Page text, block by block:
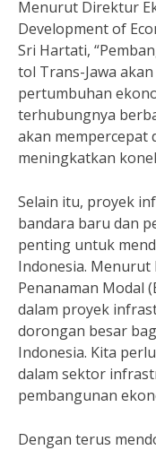
Menurut Direktur
Development of
Sri Hartati,
tol Trans-Jawa
pertumbuhan
terhubungnya
akan mempercepat
meningkatkan
Selain itu, proyek
bandara baru dan
penting untuk
Indonesia. Menurut
Penanaman Modal
dalam proyek
dorongan besar
Indonesia. Kita
dalam sektor
pembangunan
Dengan terus